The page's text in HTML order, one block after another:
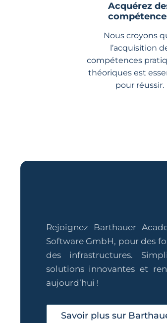
Acquérez
Nous croyons
l’acquisition
compétences
théoriques est
pour réussir.
Rejoignez Barthauer
Software GmbH, pour des
des infrastructures.
solutions innovantes et
aujourd’hui !
Savoir plus sur